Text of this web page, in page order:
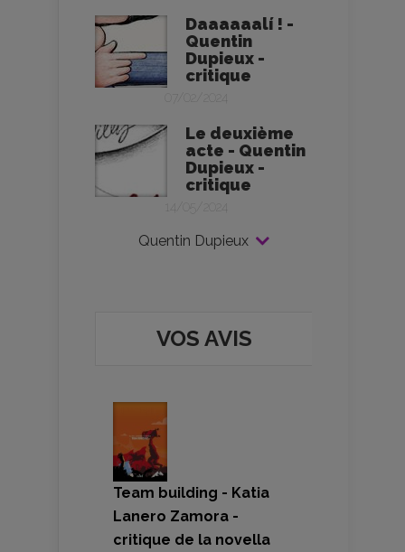
Daaaaaalí ! -
Quentin
Dupieux -
critique
07/02/2024
Le deuxième
acte - Quentin
Dupieux -
critique
14/05/2024
Quentin Dupieux
VOS AVIS
Team building - Katia
Lanero Zamora -
critique de la novella